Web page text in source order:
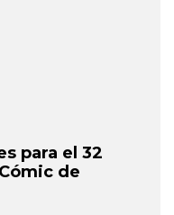
para el 32
de